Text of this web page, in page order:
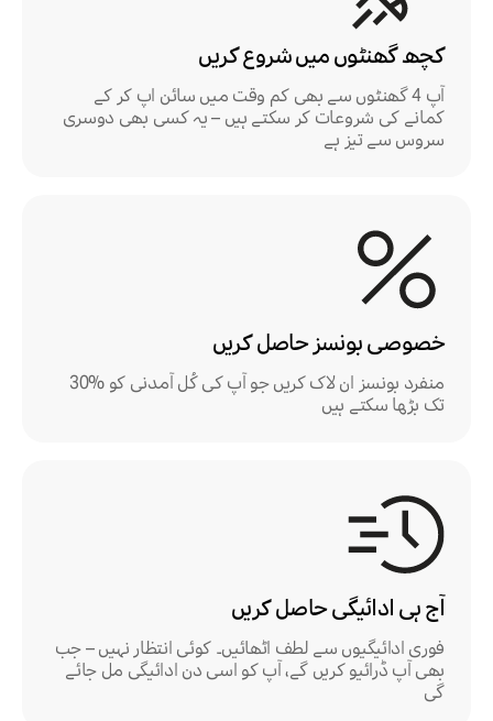
کچھ گھنٹوں میں شروع کریں
آپ 4 گھنٹوں سے بھی کم وقت میں سائن اپ کر کے
کمانے کی شروعات کر سکتے ہیں – یہ کسی بھی دوسری
سروس سے تیز ہے
خصوصی بونسز حاصل کریں
منفرد بونسز ان لاک کریں جو آپ کی کُل آمدنی کو %30
تک بڑھا سکتے ہیں
آج ہی ادائیگی حاصل کریں
فوری ادائیگیوں سے لطف اٹھائیں۔ کوئی انتظار نہیں – جب
بھی آپ ڈرائیو کریں گے، آپ کو اسی دن ادائیگی مل جائے
گی